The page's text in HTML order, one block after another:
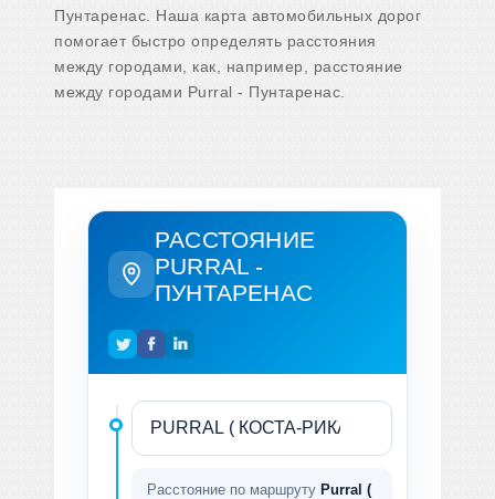
Пунтаренас. Наша карта автомобильных дорог
помогает быстро определять расстояния
между городами, как, например, расстояние
между городами Purral - Пунтаренас.
РАССТОЯНИЕ
PURRAL -
ПУНТАРЕНАС
Расстояние по маршруту Purral (